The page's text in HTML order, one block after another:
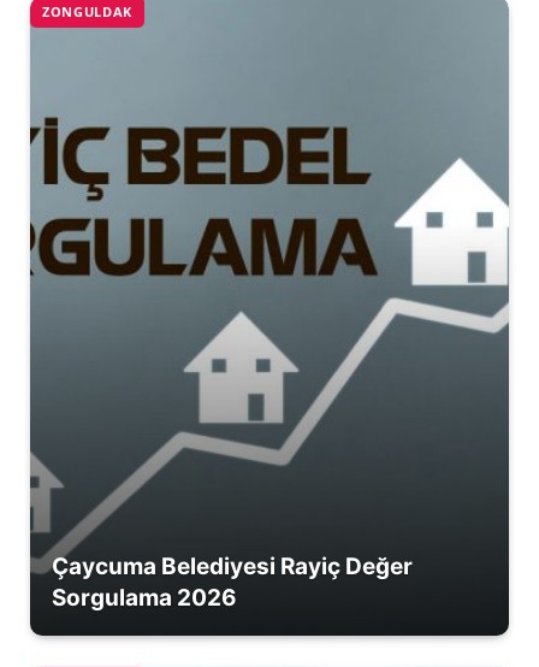
ZONGULDAK
Çaycuma Belediyesi Rayiç Değer
Sorgulama 2026